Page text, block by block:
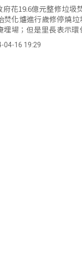
府花19.6億元整修垃圾
焚化爐進行歲修停燒
埋場；但是里長表示
陳情、要求民代查明真相
04-16 19:29